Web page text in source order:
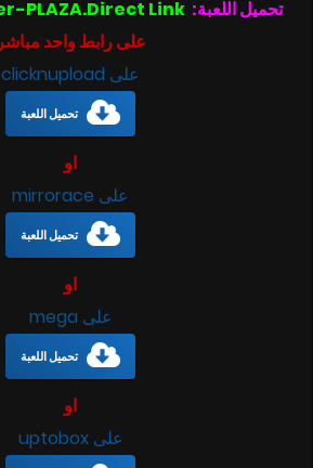
تحميل اللعبة:
على رابط واحد مباشر
على clicknupload
تحميل اللعبة
او
على mirrorace
تحميل اللعبة
او
على mega
تحميل اللعبة
او
على uptobox